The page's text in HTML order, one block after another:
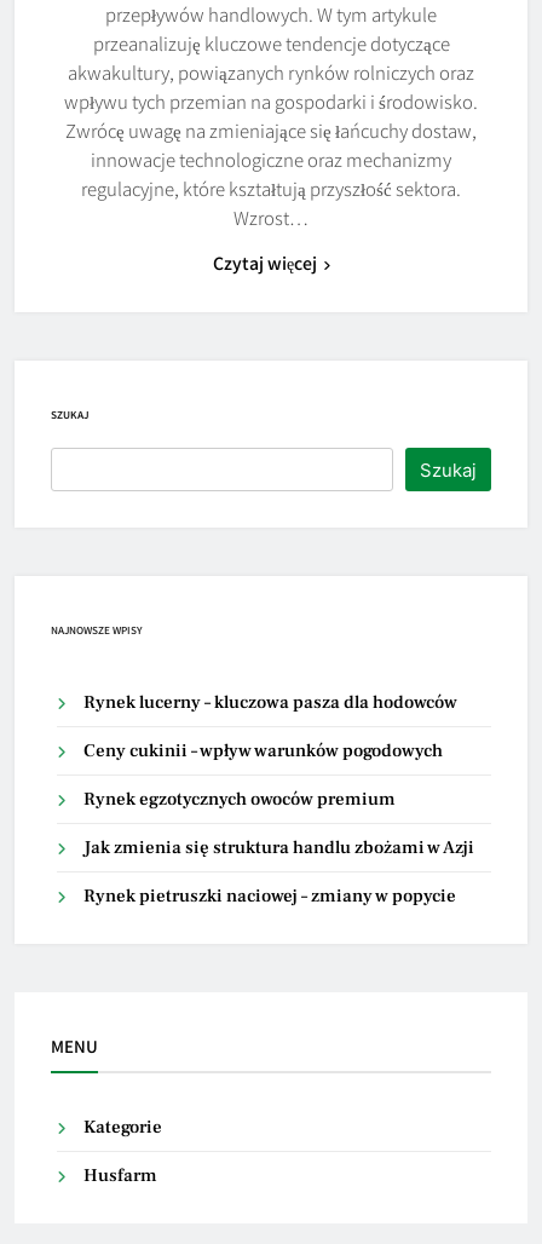
przepływów handlowych. W tym artykule
przeanalizuję kluczowe tendencje dotyczące
akwakultury, powiązanych rynków rolniczych oraz
wpływu tych przemian na gospodarki i środowisko.
Zwrócę uwagę na zmieniające się łańcuchy dostaw,
innowacje technologiczne oraz mechanizmy
regulacyjne, które kształtują przyszłość sektora.
Wzrost…
Czytaj więcej
SZUKAJ
Szukaj
NAJNOWSZE WPISY
Rynek lucerny – kluczowa pasza dla hodowców
Ceny cukinii – wpływ warunków pogodowych
Rynek egzotycznych owoców premium
Jak zmienia się struktura handlu zbożami w Azji
Rynek pietruszki naciowej – zmiany w popycie
MENU
Kategorie
Husfarm